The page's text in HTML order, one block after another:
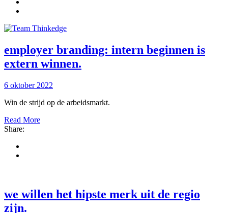
employer branding: intern beginnen is
extern winnen.
6 oktober 2022
Win de strijd op de arbeidsmarkt.
Read More
Share:
we willen het hipste merk uit de regio
zijn.